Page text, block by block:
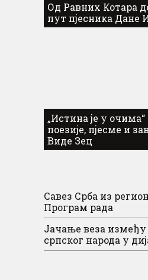
Од Равних Котара
пут пјесника Дане
„Истина је у очима“
поезије, пјесме и
Виде Зец
Савез Срба из
Програм рада
Јачање веза
српског народа у